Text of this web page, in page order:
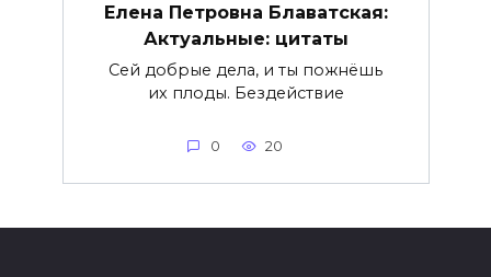
Елена Петровна Блаватская:
Актуальные: цитаты
Сей добрые дела, и ты пожнёшь
их плоды. Бездействие
0 20